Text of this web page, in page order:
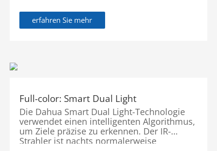
erfahren Sie mehr
Full-color: Smart Dual Light
Die Dahua Smart Dual Light-Technologie
verwendet einen intelligenten Algorithmus,
um Ziele präzise zu erkennen. Der IR-
Strahler ist nachts normalerweise